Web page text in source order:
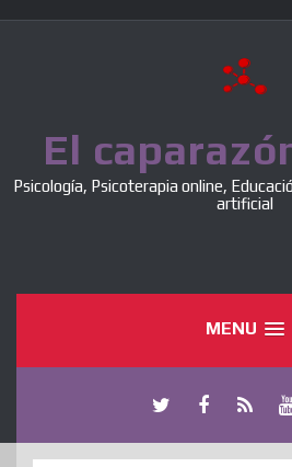
El
Psicología, Psicoterapia online,
artificial
MENU